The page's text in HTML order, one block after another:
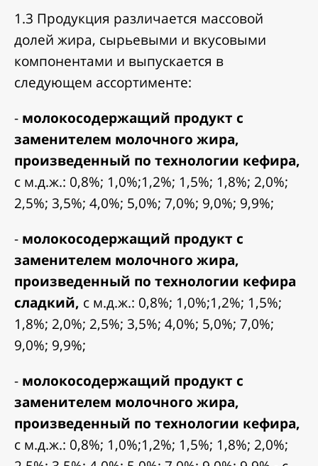
1.3 Продукция различается массовой
долей жира, сырьевыми и вкусовыми
компонентами и выпускается в
следующем ассортименте:
- молокосодержащий продукт с
заменителем молочного жира,
произведенный по технологии кефира,
с м.д.ж.: 0,8%; 1,0%;1,2%; 1,5%; 1,8%; 2,0%;
2,5%; 3,5%; 4,0%; 5,0%; 7,0%; 9,0%; 9,9%;
- молокосодержащий продукт с
заменителем молочного жира,
произведенный по технологии кефира
сладкий, с м.д.ж.: 0,8%; 1,0%;1,2%; 1,5%;
1,8%; 2,0%; 2,5%; 3,5%; 4,0%; 5,0%; 7,0%;
9,0%; 9,9%;
- молокосодержащий продукт с
заменителем молочного жира,
произведенный по технологии кефира,
с м.д.ж.: 0,8%; 1,0%;1,2%; 1,5%; 1,8%; 2,0%;